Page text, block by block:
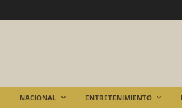
NACIONAL ENTRETENIMIENTO